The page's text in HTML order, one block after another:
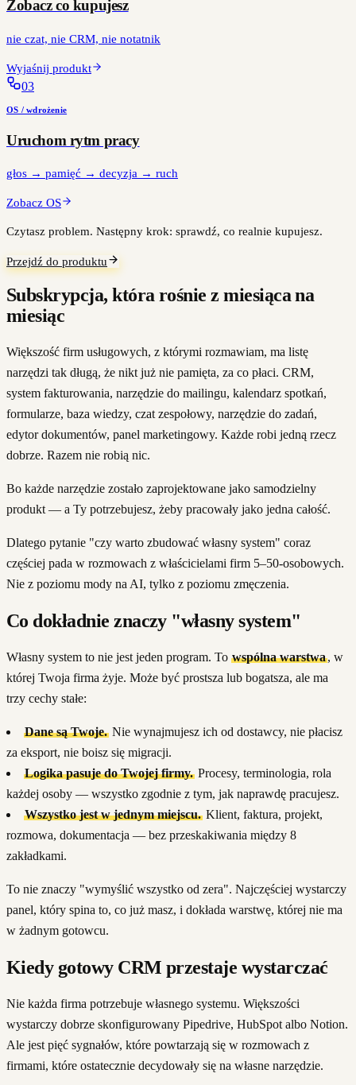
Zobacz co kupujesz
nie czat, nie CRM, nie notatnik
Wyjaśnij produkt
03
OS / wdrożenie
Uruchom rytm pracy
głos → pamięć → decyzja → ruch
Zobacz OS
Czytasz problem. Następny krok: sprawdź, co realnie kupujesz.
Przejdź do produktu
Subskrypcja, która rośnie z miesiąca na
miesiąc
Większość firm usługowych, z którymi rozmawiam, ma listę
narzędzi tak długą, że nikt już nie pamięta, za co płaci. CRM,
system fakturowania, narzędzie do mailingu, kalendarz spotkań,
formularze, baza wiedzy, czat zespołowy, narzędzie do zadań,
edytor dokumentów, panel marketingowy. Każde robi jedną rzecz
dobrze. Razem nie robią nic.
Bo każde narzędzie zostało zaprojektowane jako samodzielny
produkt — a Ty potrzebujesz, żeby pracowały jako jedna całość.
Dlatego pytanie "czy warto zbudować własny system" coraz
częściej pada w rozmowach z właścicielami firm 5–50-osobowych.
Nie z poziomu mody na AI, tylko z poziomu zmęczenia.
Co dokładnie znaczy "własny system"
Własny system to nie jest jeden program. To wspólna warstwa, w
której Twoja firma żyje. Może być prostsza lub bogatsza, ale ma
trzy cechy stałe:
Dane są Twoje.Nie wynajmujesz ich od dostawcy, nie płacisz
za eksport, nie boisz się migracji.
Logika pasuje do Twojej firmy.Procesy, terminologia, rola
każdej osoby — wszystko zgodnie z tym, jak naprawdę pracujesz.
Wszystko jest w jednym miejscu.Klient, faktura, projekt,
rozmowa, dokumentacja — bez przeskakiwania między 8
zakładkami.
To nie znaczy "wymyślić wszystko od zera". Najczęściej wystarczy
panel, który spina to, co już masz, i dokłada warstwę, której nie ma
w żadnym gotowcu.
Kiedy gotowy CRM przestaje wystarczać
Nie każda firma potrzebuje własnego systemu. Większości
wystarczy dobrze skonfigurowany Pipedrive, HubSpot albo Notion.
Ale jest pięć sygnałów, które powtarzają się w rozmowach z
firmami, które ostatecznie decydowały się na własne narzędzie.